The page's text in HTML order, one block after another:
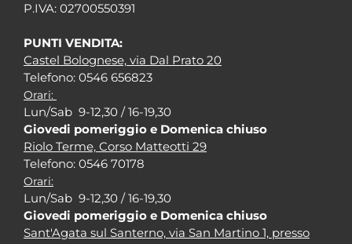
P.IVA: 02700550391
PUNTI VENDITA:
Castel Bolognese, via Dal Prato 20
Telefono: 0546 656823
Orari:
Lun/Sab 9-12,30 / 16-19,30
Giovedi pomeriggio e Domenica chiuso
Riolo Terme, Corso Matteotti 29
Telefono: 0546 70178
Orari:
Lun/Sab 9-12,30 / 16-19,30
Giovedi pomeriggio e Domenica chiuso
Sant'Agata sul Santerno, via San Martino 1, presso